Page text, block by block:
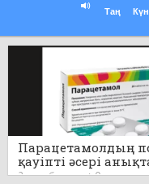
Таң Күн
Парацетамолдың
қауіпті әсері
2 сағат бұрын 0